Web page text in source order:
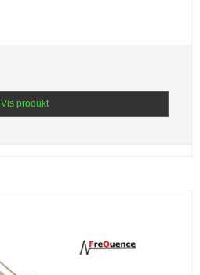
Vis produkt